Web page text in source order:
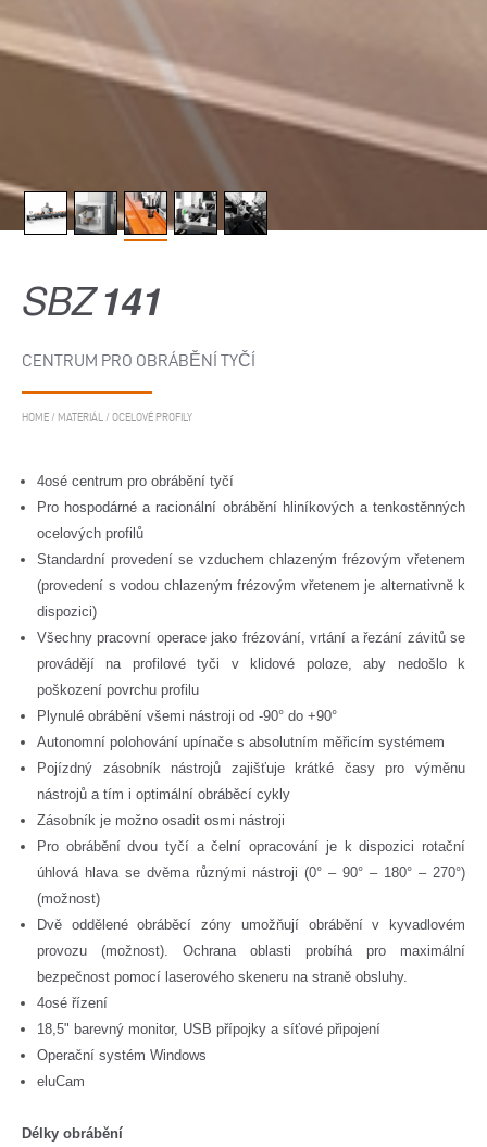
SBZ141
CENTRUM PRO OBRÁBĚNÍ TYČÍ
HOME/ MATERIÁL/ OCELOVÉ PROFILY
4osé centrum pro obrábění tyčí
Pro hospodárné a racionální obrábění hliníkových a tenkostěnných
ocelových profilů
Standardní provedení se vzduchem chlazeným frézovým vřetenem
(provedení s vodou chlazeným frézovým vřetenem je alternativně k
dispozici)
Všechny pracovní operace jako frézování, vrtání a řezání závitů se
provádějí na profilové tyči v klidové poloze, aby nedošlo k
poškození povrchu profilu
Plynulé obrábění všemi nástroji od -90° do +90°
Autonomní polohování upínače s absolutním měřicím systémem
Pojízdný zásobník nástrojů zajišťuje krátké časy pro výměnu
nástrojů a tím i optimální obráběcí cykly
Zásobník je možno osadit osmi nástroji
Pro obrábění dvou tyčí a čelní opracování je k dispozici rotační
úhlová hlava se dvěma různými nástroji (0° – 90° – 180° – 270°)
(možnost)
Dvě oddělené obráběcí zóny umožňují obrábění v kyvadlovém
provozu (možnost). Ochrana oblasti probíhá pro maximální
bezpečnost pomocí laserového skeneru na straně obsluhy.
4osé řízení
18,5" barevný monitor, USB přípojky a síťové připojení
Operační systém Windows
eluCam
Délky obrábění